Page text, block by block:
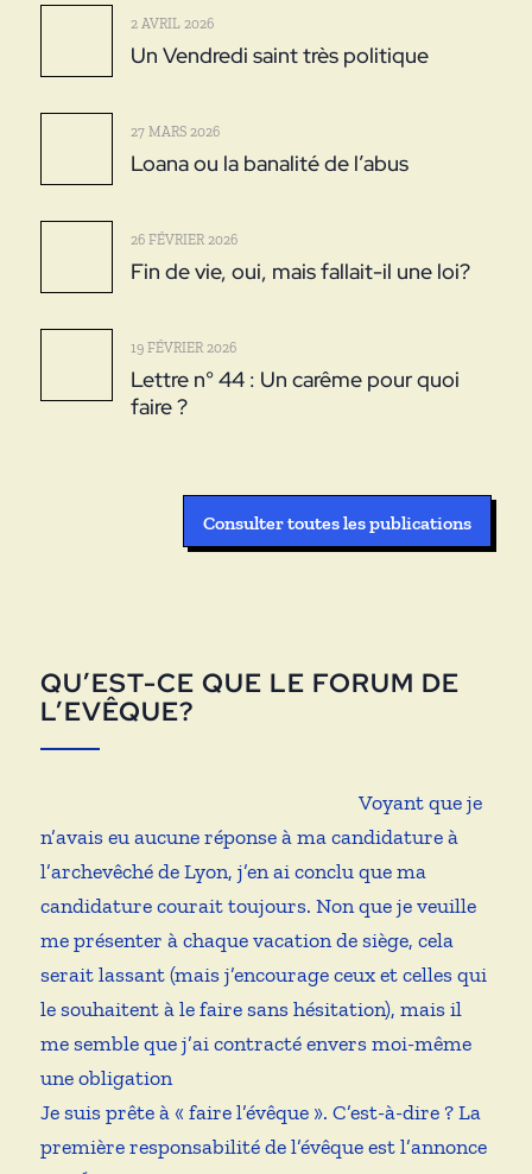
2 AVRIL 2026
Un Vendredi saint très politique
27 MARS 2026
Loana ou la banalité de l’abus
26 FÉVRIER 2026
Fin de vie, oui, mais fallait-il une loi?
19 FÉVRIER 2026
Lettre n° 44 : Un carême pour quoi
faire ?
Consulter toutes les publications
QU’EST-CE QUE LE FORUM DE
L’EVÊQUE?
Voyant que je
n’avais eu aucune réponse à ma candidature à
l’archevêché de Lyon, j’en ai conclu que ma
candidature courait toujours. Non que je veuille
me présenter à chaque vacation de siège, cela
serait lassant (mais j’encourage ceux et celles qui
le souhaitent à le faire sans hésitation), mais il
me semble que j’ai contracté envers moi-même
une obligation
Je suis prête à « faire l’évêque ». C’est-à-dire ? La
première responsabilité de l’évêque est l’annonce